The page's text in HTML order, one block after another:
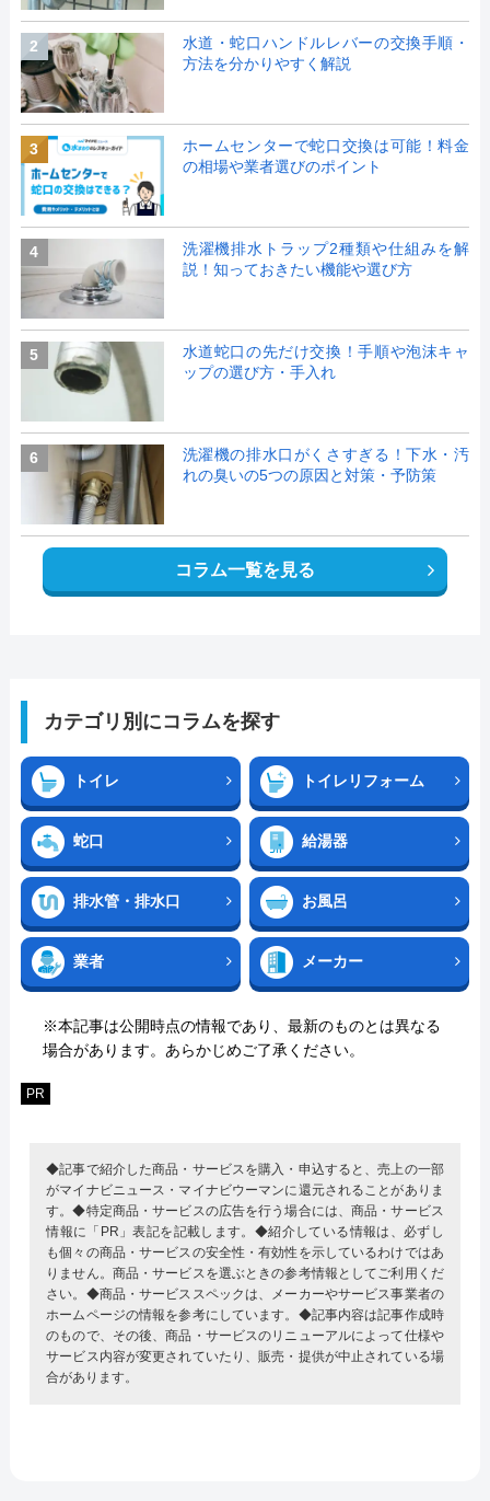
2
水道・蛇口ハンドルレバーの交換手順・
方法を分かりやすく解説
3
ホームセンターで蛇口交換は可能！料金
の相場や業者選びのポイント
4
洗濯機排水トラップ2種類や仕組みを解
説！知っておきたい機能や選び方
5
水道蛇口の先だけ交換！手順や泡沫キャ
ップの選び方・手入れ
6
洗濯機の排水口がくさすぎる！下水・汚
れの臭いの5つの原因と対策・予防策
コラム一覧を見る
カテゴリ別にコラムを探す
トイレ トイレリフォーム
蛇口 給湯器
排水管・排水口 お風呂
業者 メーカー
※本記事は公開時点の情報であり、最新のものとは異なる
場合があります。あらかじめご了承ください。
PR
◆記事で紹介した商品・サービスを購入・申込すると、売上の一部
がマイナビニュース・マイナビウーマンに還元されることがありま
す。◆特定商品・サービスの広告を行う場合には、商品・サービス
情報に「PR」表記を記載します。◆紹介している情報は、必ずし
も個々の商品・サービスの安全性・有効性を示しているわけではあ
りません。商品・サービスを選ぶときの参考情報としてご利用くだ
さい。◆商品・サービススペックは、メーカーやサービス事業者の
ホームページの情報を参考にしています。◆記事内容は記事作成時
のもので、その後、商品・サービスのリニューアルによって仕様や
サービス内容が変更されていたり、販売・提供が中止されている場
合があります。